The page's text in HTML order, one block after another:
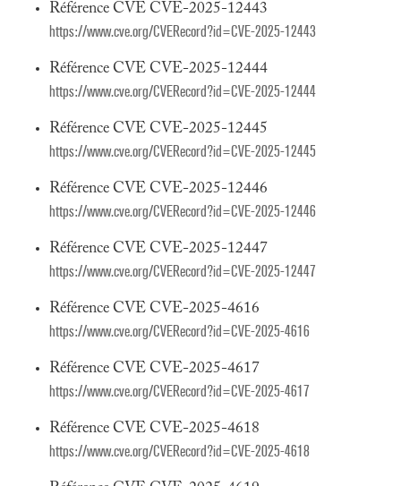
Référence CVE CVE-2025-12443
https://www.cve.org/CVERecord?id=CVE-2025-12443
Référence CVE CVE-2025-12444
https://www.cve.org/CVERecord?id=CVE-2025-12444
Référence CVE CVE-2025-12445
https://www.cve.org/CVERecord?id=CVE-2025-12445
Référence CVE CVE-2025-12446
https://www.cve.org/CVERecord?id=CVE-2025-12446
Référence CVE CVE-2025-12447
https://www.cve.org/CVERecord?id=CVE-2025-12447
Référence CVE CVE-2025-4616
https://www.cve.org/CVERecord?id=CVE-2025-4616
Référence CVE CVE-2025-4617
https://www.cve.org/CVERecord?id=CVE-2025-4617
Référence CVE CVE-2025-4618
https://www.cve.org/CVERecord?id=CVE-2025-4618